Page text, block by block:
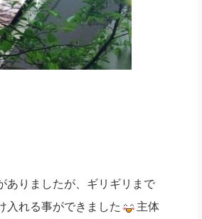
ありましたが、ギリギリまで
入れる事ができました
主体